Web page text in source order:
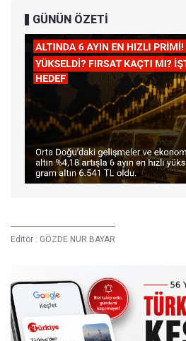
GÜNÜN ÖZETİ
Editör : GÖZDE NUR BAYAR